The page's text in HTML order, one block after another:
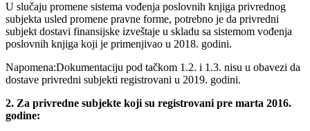
U slučaju promene sistema vođenja poslovnih knjiga privrednog
subjekta usled promene pravne forme, potrebno je da privredni
subjekt dostavi finansijske izveštaje u skladu sa sistemom vođenja
poslovnih knjiga koji je primenjivao u 2018. godini.
Napomena:Dokumentaciju pod tačkom 1.2. i 1.3. nisu u obavezi da
dostave privredni subjekti registrovani u 2019. godini.
2. Za privredne subjekte koji su registrovani pre marta 2016.
godine: